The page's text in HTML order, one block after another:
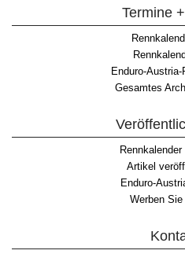
Termine
Enduro-Austria-
Gesamtes
Artikel
Enduro-
Werben